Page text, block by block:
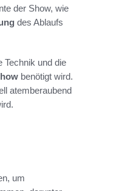
der Show, wie
des Ablaufs
Technik und die
benötigt wird.
atemberaubend
um